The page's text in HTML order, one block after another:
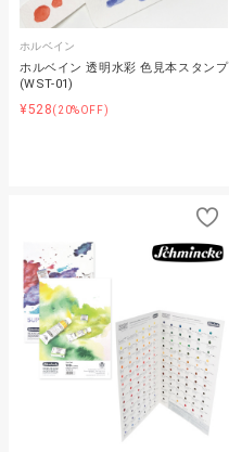
ホルベイン
ホルベイン 透明水彩 色見本スタンプ
(WST-01)
¥528(20%OFF)